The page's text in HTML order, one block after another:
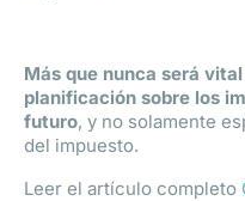
Más que nunca será
planificación sobre los
futuro, y no solamente
del impuesto.
Leer el artículo completo